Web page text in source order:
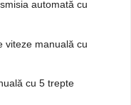
automată cu
viteze manuală cu
cu 5 trepte